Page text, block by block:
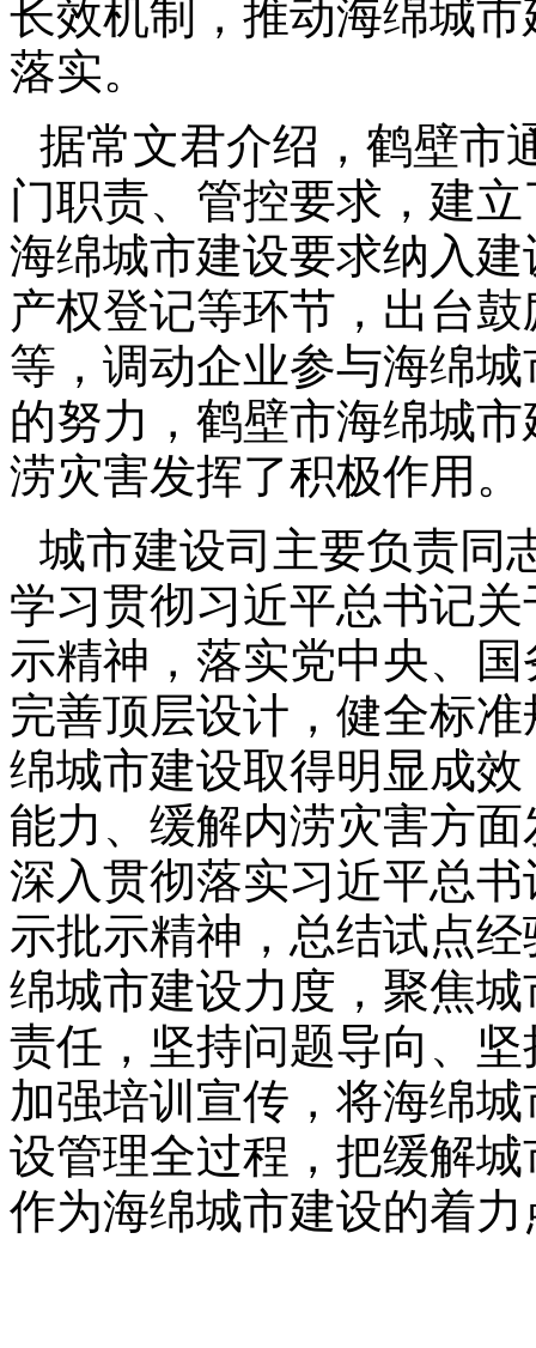
长效机制，推动海绵城
落实。
据常文君介绍，鹤壁市
门职责、管控要求，建
海绵城市建设要求纳入
产权登记等环节，出台
等，调动企业参与海绵
的努力，鹤壁市海绵城
涝灾害发挥了积极作用。
城市建设司主要负责同
学习贯彻习近平总书记
示精神，落实党中央、
完善顶层设计，健全标
绵城市建设取得明显成
能力、缓解内涝灾害方
深入贯彻落实习近平总
示批示精神，总结试点
绵城市建设力度，聚焦
责任，坚持问题导向、
加强培训宣传，将海绵
设管理全过程，把缓解
作为海绵城市建设的着